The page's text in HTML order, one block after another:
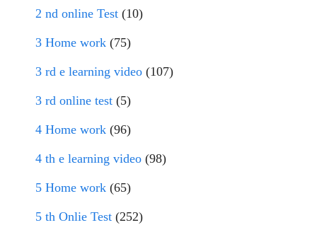
2 nd online Test (10)
3 Home work (75)
3 rd e learning video (107)
3 rd online test (5)
4 Home work (96)
4 th e learning video (98)
5 Home work (65)
5 th Onlie Test (252)